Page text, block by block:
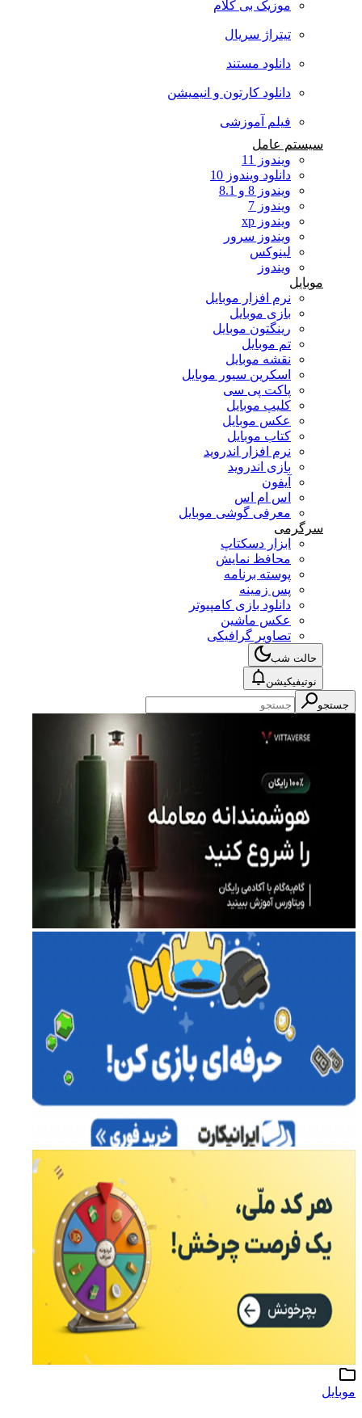
موزیک بی کلام
تیتراژ سریال
دانلود مستند
دانلود کارتون و انیمیشن
فیلم آموزشی
سیستم عامل
ویندوز 11
دانلود ویندوز 10
ویندوز 8 و 8.1
ویندوز 7
ویندوز xp
ویندوز سرور
لینوکس
ویندوز
موبایل
نرم افزار موبایل
بازی موبایل
رینگتون موبایل
تم موبایل
نقشه موبایل
اسکرین سیور موبایل
پاکت پی سی
کلیپ موبایل
عکس موبایل
کتاب موبایل
نرم افزار اندروید
بازی اندروید
آیفون
اس ام اس
معرفی گوشی موبایل
سرگرمی
ابزار دسکتاپ
محافظ نمایش
پوسته برنامه
پس زمینه
دانلود بازی کامپیوتر
عکس ماشین
تصاویر گرافیکی
حالت شب
نوتیفیکیشن
جستجو
موبایل